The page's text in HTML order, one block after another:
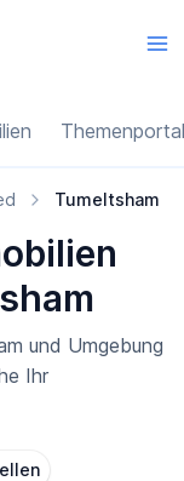
Tumeltsham
und Umgebung
Ihr